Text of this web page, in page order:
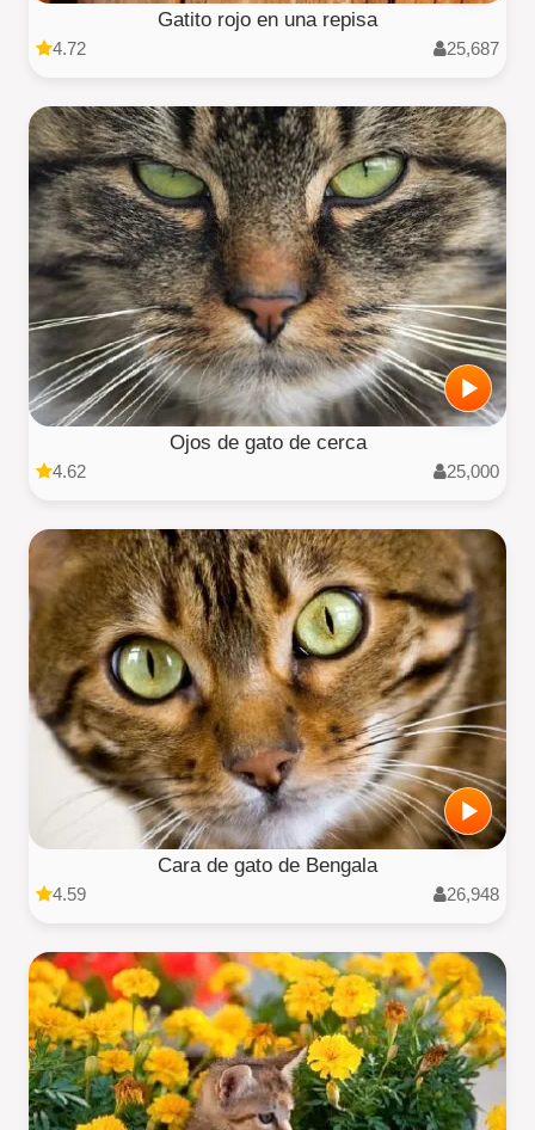
Gatito rojo en una repisa
4.72 25,687
Ojos de gato de cerca
4.62 25,000
Cara de gato de Bengala
4.59 26,948